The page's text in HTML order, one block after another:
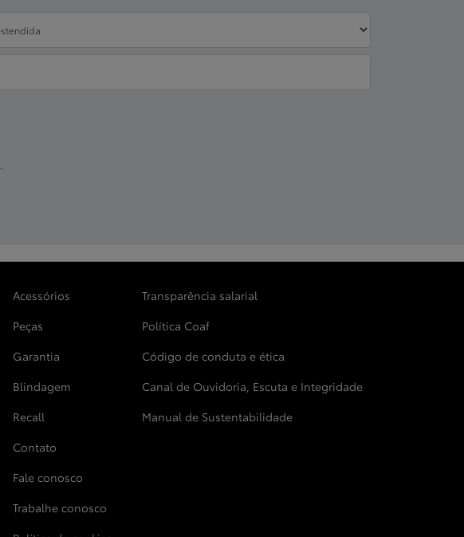
Acessórios
Peças
Garantia
Blindagem
Recall
Contato
Fale conosco
Trabalhe conosco
Transparência salarial
Política Coaf
Código de conduta e ética
Canal de Ouvidoria, Escuta e Integridade
Manual de Sustentabilidade